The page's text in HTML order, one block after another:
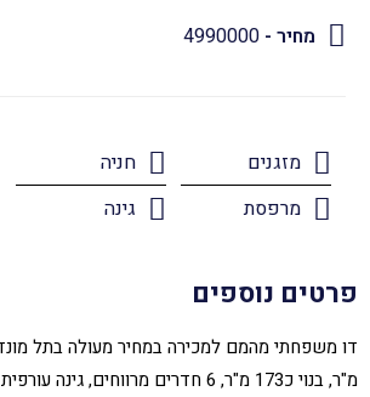
מחיר - 4990000
מזגנים חניה
מרפסת
גינה
פרטים נוספים
מ"ר, בנוי כ173 מ"ר, 6 חדרים מרווחים,